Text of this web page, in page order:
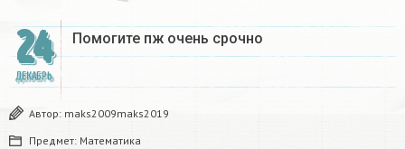
24
ДЕКАБРЬ
Помогите пж очень срочно​
Автор: maks2009maks2019
Предмет: Математика